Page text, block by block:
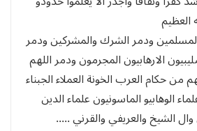
العظيم
ودمر الشرك والمشركين ودمر
الارهابيون المجرمون ودمر اللهم
من حكام العرب الخونة العملاء الجبناء
الوهابيو الماسونيون علماء الدين
الشيخ والعريفي والقرني .....